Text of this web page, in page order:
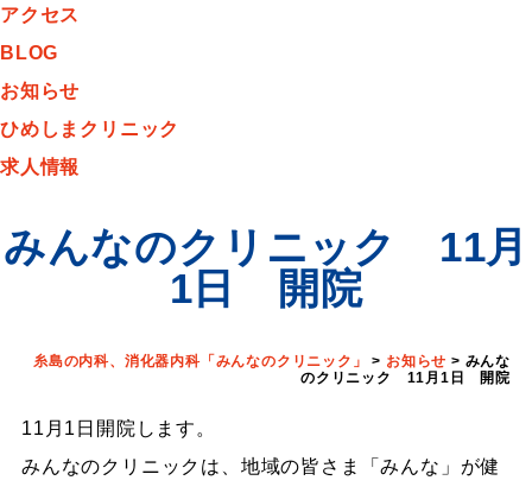
アクセス
BLOG
お知らせ
ひめしまクリニック
求人情報
みんなのクリニック 11月
1日 開院
糸島の内科、消化器内科「みんなのクリニック」 > お知らせ > みんな
のクリニック 11月1日 開院
11月1日開院します。
みんなのクリニックは、地域の皆さま「みんな」が健